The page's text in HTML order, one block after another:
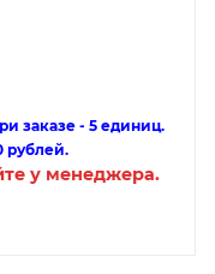
заказе - 5 единиц.
рублей.
у менеджера.